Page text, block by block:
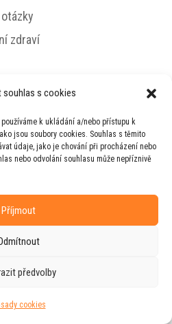
souhlas s cookies
k ukládání a/nebo přístupu k
jsou soubory cookies. Souhlas s těmito
údaje, jako je chování při procházení nebo
nebo odvolání souhlasu může nepříznivě
Příjmout
předvolby
cookies
zdraví
RUDIve spolupráci s